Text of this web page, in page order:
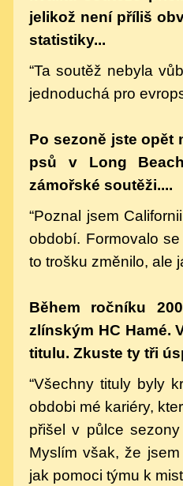
jelikož není příliš
statistiky...
“Ta soutěž nebyla
jednoduchá pro
Po sezoně jste opět
psů v Long
zámořské soutěži....
“Poznal jsem
období. Formovalo
to trošku změnilo, ale
Během ročníku
zlínským HC Hamé.
titulu. Zkuste ty tři
“Všechny tituly byly
obdobi mé kariéry,
přišel v půlce
Myslím však, že
jak pomoci týmu k